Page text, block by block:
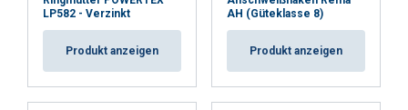
LP582 - Verzinkt
Produkt anzeigen
AH (Güteklasse 8)
Produkt anzeigen